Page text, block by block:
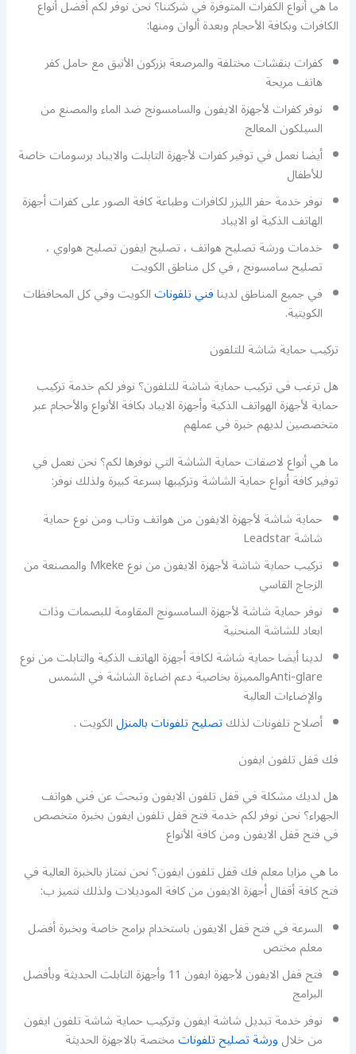
ما هي أنواع الكفرات المتوفرة في شركتنا؟ نحن نوفر لكم أفضل أنواع
الكافرات وبكافة الأحجام وبعدة ألوان ومنها:
كفرات بنقشات مختلفة والمرصعة بزركون الأنيق مع حامل كفر
هاتف مريحة
نوفر كفرات لأجهزة الايفون والسامسونج ضد الماء والمصنع من
السيلكون المعالج
أيضا نعمل في توفير كفرات لأجهزة التابلت والايباد برسومات خاصة
للأطفال
نوفر خدمة حفر الليزر لكافرات وطباعة كافة الصور على كفرات أجهزة
الهاتف الذكية او الايباد
خدمات ورشة تصليح هواتف ، تصليح ايفون تصليح هواوي ،
تصليح سامسونج , في كل مناطق الكويت
في جميع المناطق لدينافني تلفوناتالكويت وفي كل المحافظات
الكويتية.
تركيب حماية شاشة للتلفون
هل ترغب في تركيب حماية شاشة للتلفون؟ نوفر لكم خدمة تركيب
حماية لأجهزة الهواتف الذكية وأجهزة الايباد بكافة الأنواع والأحجام عبر
متخصصين لديهم خبرة في عملهم
ما هي أنواع لاصقات حماية الشاشة التي نوفرها لكم؟ نحن نعمل في
توفير كافة أنواع حماية الشاشة وتركيبها بسرعة كبيرة ولذلك نوفر:
حماية شاشة لأجهزة الايفون من هواتف وتاب ومن نوع حماية
شاشة Leadstar
تركيب حماية شاشة لأجهزة الايفون من نوع Mkeke والمصنعة من
الزجاج القاسي
نوفر حماية شاشة لأجهزة السامسونج المقاومة للبصمات وذات
ابعاد للشاشة المنحنية
لدينا أيضا حماية شاشة لكافة أجهزة الهاتف الذكية والتابلت من نوع
Anti-glareوالمميزة بخاصية دعم اضاءة الشاشة في الشمس
والإضاءات العالية
أصلاح تلفونات لذلكتصليح تلفونات بالمنزلالكويت .
فك قفل تلفون ايفون
هل لديك مشكلة في قفل تلفون الايفون وتبحث عن فني هواتف
الجهراء؟ نحن نوفر لكم خدمة فتح قفل تلفون ايفون بخبرة متخصص
في فتح قفل الايفون ومن كافة الأنواع
ما هي مزايا معلم فك قفل تلفون ايفون؟ نحن نمتاز بالخبرة العالية في
فتح كافة أقفال أجهزة الايفون من كافة الموديلات ولذلك نتميز ب:
السرعة في فتح قفل الايفون باستخدام برامج خاصة وبخبرة أفضل
معلم مختص
فتح قفل الايفون لأجهزة ايفون 11 وأجهزة التابلت الحديثة وبأفضل
البرامج
نوفر خدمة تبديل شاشة ايفون وتركيب حماية شاشة تلفون ايفون
من خلالورشة تصليح تلفوناتمختصة بالاجهزة الحديثة